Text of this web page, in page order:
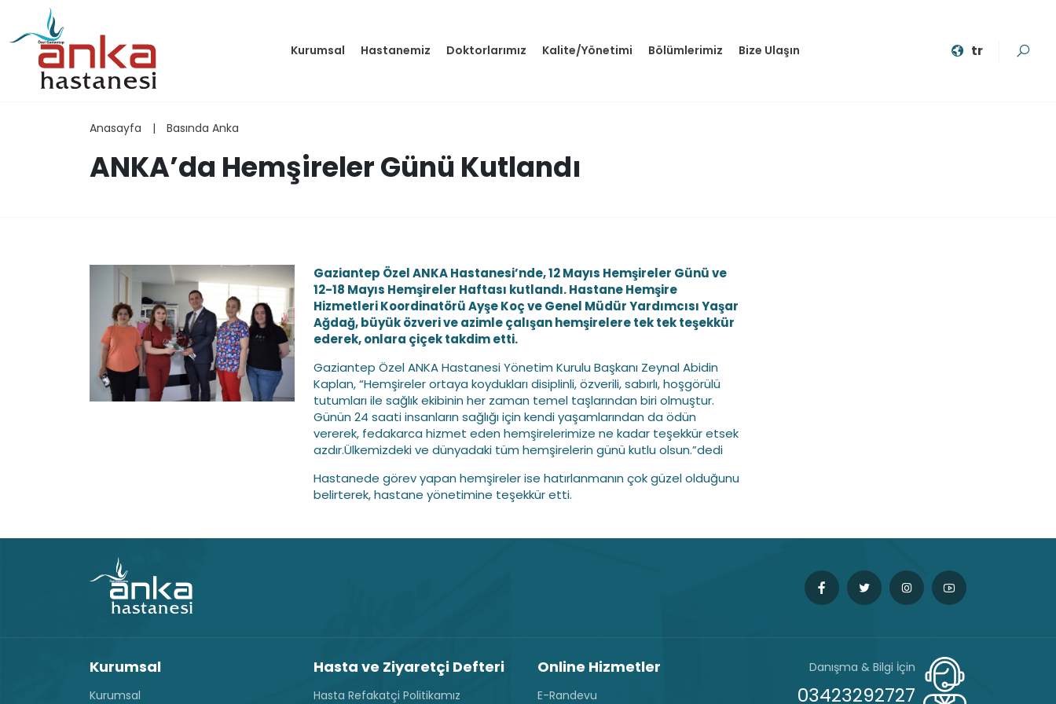
Kurumsal Hastanemiz Doktorlarımız Kalite/Yönetimi Bölümlerimiz Bize Ulaşın tr
Anasayfa | Basında Anka
ANKA’da Hemşireler Günü Kutlandı
Gaziantep Özel ANKA Hastanesi’nde, 12 Mayıs Hemşireler Günü ve
12-18 Mayıs Hemşireler Haftası kutlandı. Hastane Hemşire
Hizmetleri Koordinatörü Ayşe Koç ve Genel Müdür Yardımcısı Yaşar
Ağdağ, büyük özveri ve azimle çalışan hemşirelere tek tek teşekkür
ederek, onlara çiçek takdim etti.
Gaziantep Özel ANKA Hastanesi Yönetim Kurulu Başkanı Zeynal Abidin
Kaplan, “Hemşireler ortaya koydukları disiplinli, özverili, sabırlı, hoşgörülü
tutumları ile sağlık ekibinin her zaman temel taşlarından biri olmuştur.
Günün 24 saati insanların sağlığı için kendi yaşamlarından da ödün
vererek, fedakarca hizmet eden hemşirelerimize ne kadar teşekkür etsek
azdır.Ülkemizdeki ve dünyadaki tüm hemşirelerin günü kutlu olsun.”dedi
Hastanede görev yapan hemşireler ise hatırlanmanın çok güzel olduğunu
belirterek, hastane yönetimine teşekkür etti.
Kurumsal
Kurumsal
Hasta ve Ziyaretçi Defteri
Hasta Refakatçi Politikamız
Online Hizmetler
E-Randevu
Danışma & Bilgi İçin
03423292727